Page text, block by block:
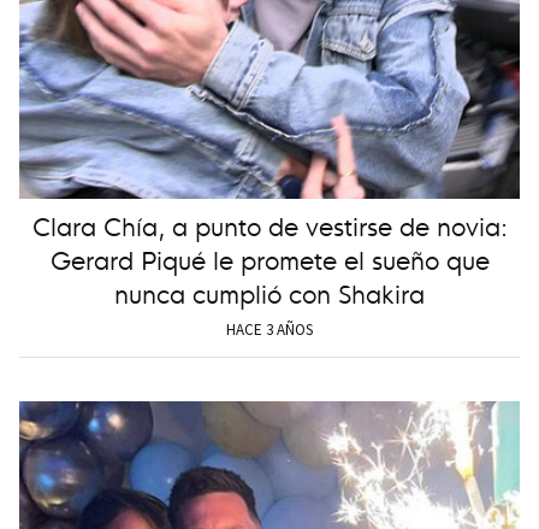
Clara Chía, a punto de vestirse de novia:
Gerard Piqué le promete el sueño que
nunca cumplió con Shakira
HACE 3 AÑOS